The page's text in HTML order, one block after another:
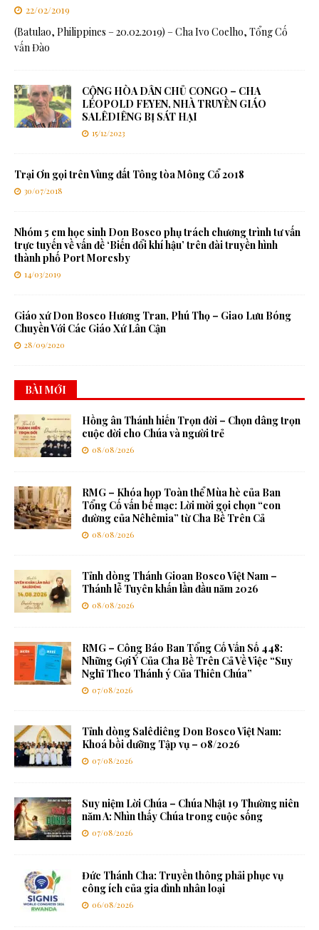
22/02/2019
(Batulao, Philippines – 20.02.2019) – Cha Ivo Coelho, Tổng Cố
vấn Đào
CỘNG HÒA DÂN CHỦ CONGO – CHA
LÉOPOLD FEYEN, NHÀ TRUYỀN GIÁO
SALÊDIÊNG BỊ SÁT HẠI
15/12/2023
Trại Ơn gọi trên Vùng đất Tông tòa Mông Cổ 2018
30/07/2018
Nhóm 5 em học sinh Don Bosco phụ trách chương trình tư vấn
trực tuyến về vấn đề ‘Biến đổi khí hậu’ trên đài truyền hình
thành phố Port Moresby
14/03/2019
Giáo xứ Don Bosco Hương Tran, Phú Thọ – Giao Lưu Bóng
Chuyền Với Các Giáo Xứ Lân Cận
28/09/2020
BÀI MỚI
Hồng ân Thánh hiến Trọn đời – Chọn dâng trọn
cuộc đời cho Chúa và người trẻ
08/08/2026
RMG – Khóa họp Toàn thể Mùa hè của Ban
Tổng Cố vấn bế mạc: Lời mời gọi chọn “con
đường của Nêhêmia” từ Cha Bề Trên Cả
08/08/2026
Tỉnh dòng Thánh Gioan Bosco Việt Nam –
Thánh lễ Tuyên khấn lần đầu năm 2026
08/08/2026
RMG – Công Báo Ban Tổng Cố Vấn Số 448:
Những Gợi Ý Của Cha Bề Trên Cả Về Việc “Suy
Nghĩ Theo Thánh ý Của Thiên Chúa”
07/08/2026
Tỉnh dòng Salêdiêng Don Bosco Việt Nam:
Khoá bồi dưỡng Tập vụ – 08/2026
07/08/2026
Suy niệm Lời Chúa – Chúa Nhật 19 Thường niên
năm A: Nhìn thấy Chúa trong cuộc sống
07/08/2026
Đức Thánh Cha: Truyền thông phải phục vụ
công ích của gia đình nhân loại
06/08/2026